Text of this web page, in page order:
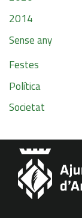
2014
Sense any
Festes
Política
Societat